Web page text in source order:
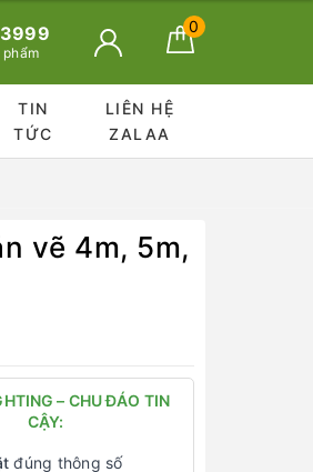
phẩm
0
TIN
TỨC
LIÊN HỆ
ZALAA
vẽ 4m, 5m,
– CHU ĐÁO TIN
CẬY:
đúng thông số